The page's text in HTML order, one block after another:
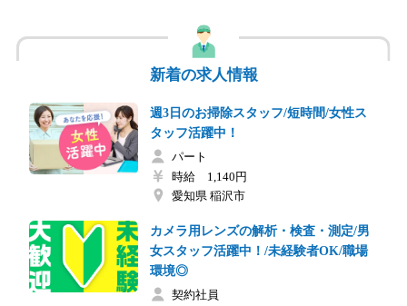
新着の求人情報
週3日のお掃除スタッフ/短時間/女性ス
タッフ活躍中！
パート
時給 1,140円
愛知県 稲沢市
カメラ用レンズの解析・検査・測定/男
女スタッフ活躍中！/未経験者OK/職場
環境◎
契約社員